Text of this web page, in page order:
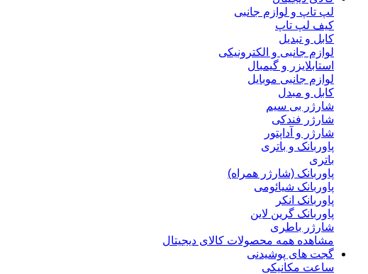
لپ تاپ و لوازم جانبی
کیف لپ تاپ
کابل و تبدیل
لوازم جانبی و الکترونیکی
استابلایزر و گیمبال
لوازم جانبی موبایل
کابل و مبدل
شارژر بی سیم
شارژر فندکی
شارژر و آداپتور
پاوربانک و باتری
باتری
پاوربانک (شارژر همراه)
پاوربانک شیائومی
پاوربانک انکر
پاوربانک گرین لاین
شارژر باطری
مشاهده همه محصولات کالای دیجیتال
گجت های پوشیدنی
ساعت مکانیکی